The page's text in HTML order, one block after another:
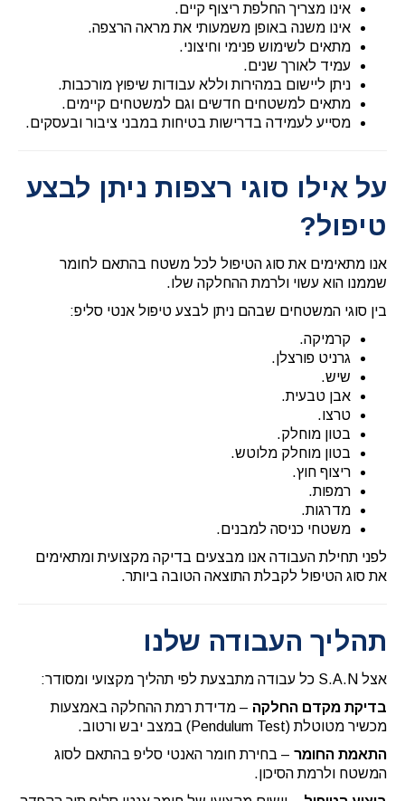
אינו מצריך החלפת ריצוף קיים.
אינו משנה באופן משמעותי את מראה הרצפה.
מתאים לשימוש פנימי וחיצוני.
עמיד לאורך שנים.
ניתן ליישום במהירות וללא עבודות שיפוץ מורכבות.
מתאים למשטחים חדשים וגם למשטחים קיימים.
מסייע לעמידה בדרישות בטיחות במבני ציבור ובעסקים.
על אילו סוגי רצפות ניתן לבצע
טיפול?
אנו מתאימים את סוג הטיפול לכל משטח בהתאם לחומר
שממנו הוא עשוי ולרמת ההחלקה שלו.
בין סוגי המשטחים שבהם ניתן לבצע טיפול אנטי סליפ:
קרמיקה.
גרניט פורצלן.
שיש.
אבן טבעית.
טרצו.
בטון מוחלק.
בטון מוחלק מלוטש.
ריצוף חוץ.
רמפות.
מדרגות.
משטחי כניסה למבנים.
לפני תחילת העבודה אנו מבצעים בדיקה מקצועית ומתאימים
את סוג הטיפול לקבלת התוצאה הטובה ביותר.
תהליך העבודה שלנו
אצל S.A.N כל עבודה מתבצעת לפי תהליך מקצועי ומסודר:
בדיקת מקדם החלקה – מדידת רמת ההחלקה באמצעות
מכשיר מטוטלת (Pendulum Test) במצב יבש ורטוב.
התאמת החומר – בחירת חומר האנטי סליפ בהתאם לסוג
המשטח ולרמת הסיכון.